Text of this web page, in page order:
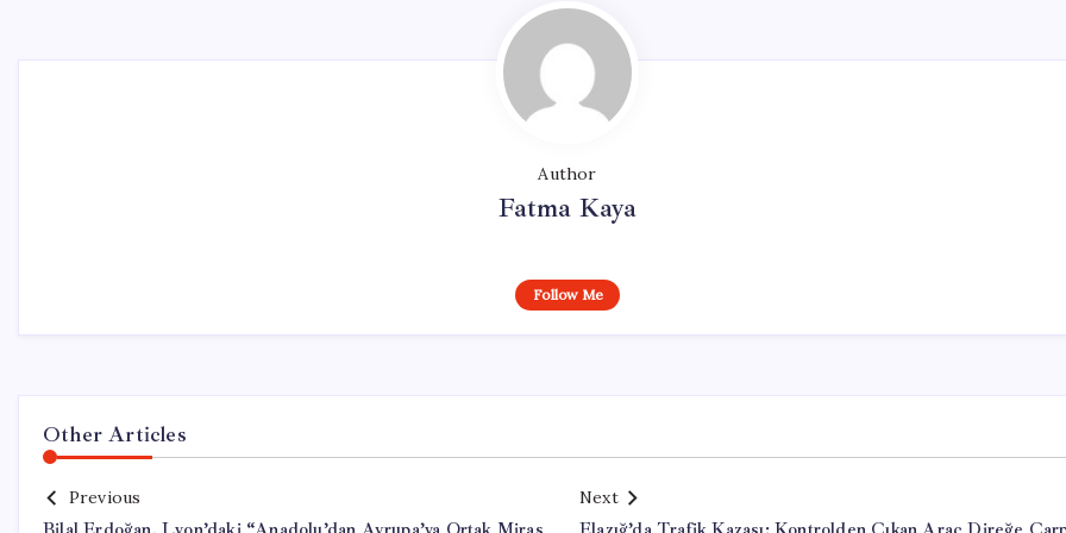
Author
Fatma Kaya
Follow Me
Other Articles
Previous Next